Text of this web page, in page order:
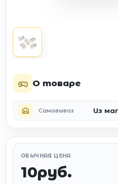
О товаре
Самовывоз Из
ОБЫЧНАЯ ЦЕНА
10руб.